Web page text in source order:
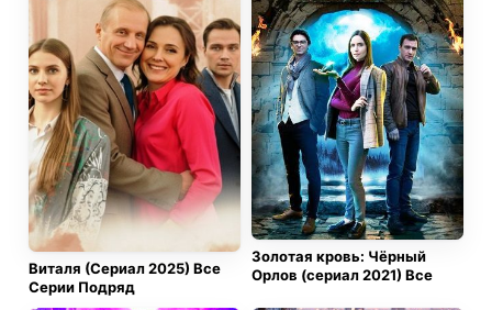
Кто-то прячет прошлое, кто-то боится настоящего,
а кто-то готов убивать, лишь бы правда не вышла
наружу. Мила больше не доверяет никому. Только
Шаман рядом, всегда настороже. Она понимает, что
если не дойдёт до конца, то станет следующей
жертвой. Малодвинск, который казался таким тихим,
превращается в ловушку, и теперь ей нужно не
просто выжить, а вытащить наружу всё, что
прячется за его добродушными фасадами.
Виталя (Сериал 2025) Все
Серии Подряд
Золотая кровь: Чёрный
Орлов (сериал 2021) Все